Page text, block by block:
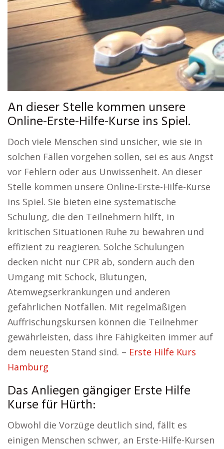
An dieser Stelle kommen unsere
Online-Erste-Hilfe-Kurse ins Spiel.
Doch viele Menschen sind unsicher, wie sie in
solchen Fällen vorgehen sollen, sei es aus Angst
vor Fehlern oder aus Unwissenheit. An dieser
Stelle kommen unsere Online-Erste-Hilfe-Kurse
ins Spiel. Sie bieten eine systematische
Schulung, die den Teilnehmern hilft, in
kritischen Situationen Ruhe zu bewahren und
effizient zu reagieren. Solche Schulungen
decken nicht nur CPR ab, sondern auch den
Umgang mit Schock, Blutungen,
Atemwegserkrankungen und anderen
gefährlichen Notfällen. Mit regelmäßigen
Auffrischungskursen können die Teilnehmer
gewährleisten, dass ihre Fähigkeiten immer auf
dem neuesten Stand sind. – Erste Hilfe Kurs
Hamburg
Das Anliegen gängiger Erste Hilfe
Kurse für Hürth:
Obwohl die Vorzüge deutlich sind, fällt es
einigen Menschen schwer, an Erste-Hilfe-Kursen